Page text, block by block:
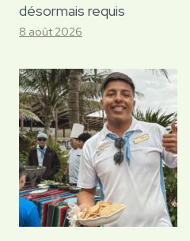
désormais requis
8 août 2026